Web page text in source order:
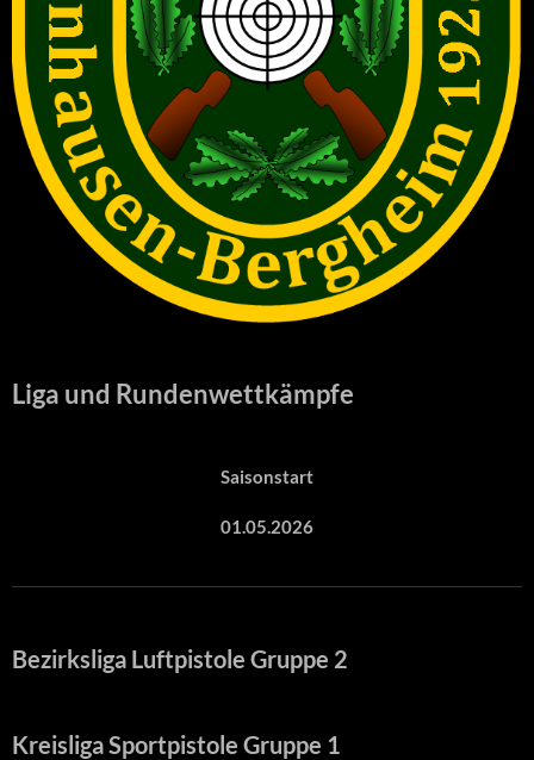
Liga und Rundenwettkämpfe
Saisonstart
01.05.2026
Bezirksliga Luftpistole Gruppe 2
Kreisliga Sportpistole Gruppe 1